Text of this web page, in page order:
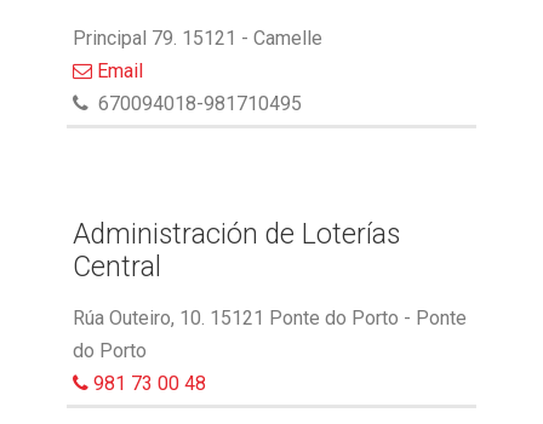
Principal 79. 15121 - Camelle
Email
670094018-981710495
Administración de Loterías
Central
Rúa Outeiro, 10. 15121 Ponte do Porto - Ponte
do Porto
981 73 00 48